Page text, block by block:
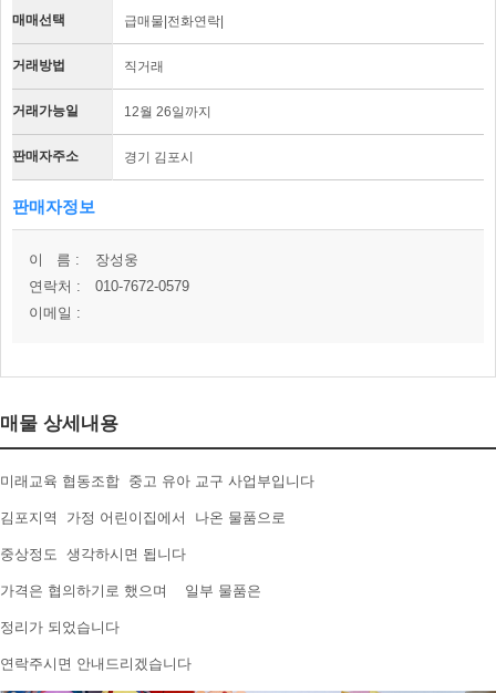
매매선택 급매물|전화연락|
거래방법 직거래
거래가능일 12월 26일까지
판매자주소 경기 김포시
판매자정보
이 름 :
장성웅
연락처 :
010-7672-0579
이메일 :
매물 상세내용
미래교육 협동조합 중고 유아 교구 사업부입니다
김포지역 가정 어린이집에서 나온 물품으로
중상정도 생각하시면 됩니다
가격은 협의하기로 했으며 일부 물품은
정리가 되었습니다
연락주시면 안내드리겠습니다